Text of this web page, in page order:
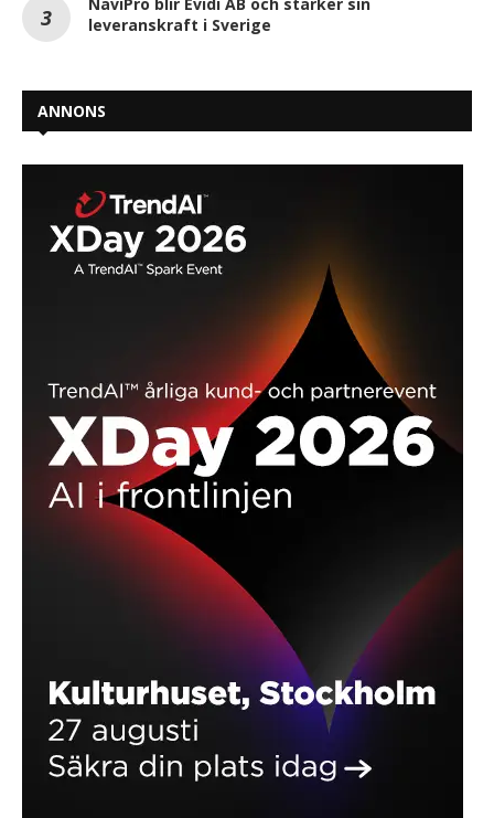
leveranskraft i Sverige
ANNONS